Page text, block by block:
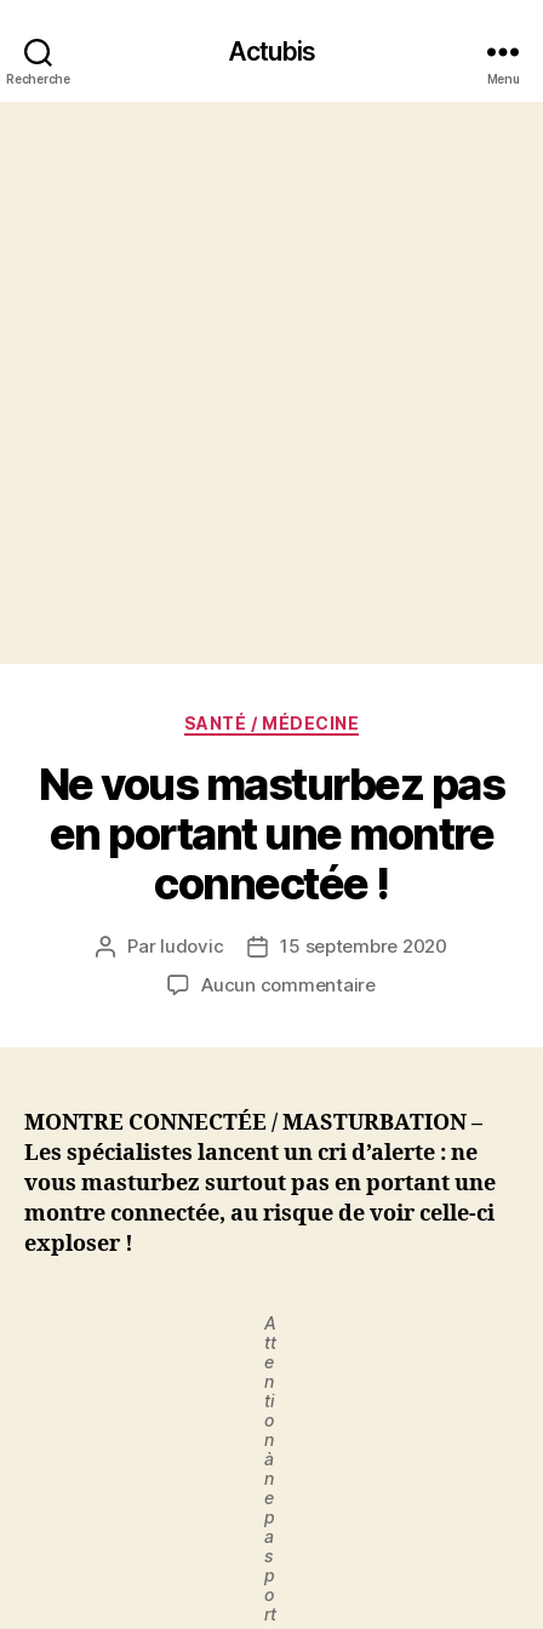
Recherche
Actubis
Menu
Catégories
SANTÉ / MÉDECINE
Ne vous masturbez pas
en portant une montre
connectée !
Auteur
Par ludovic
Date15 septembre 2020
Aucun commentairesur
en
portant
montre
connectée
MONTRE CONNECTÉE / MASTURBATION –
Les spécialistes lancent un cri d’alerte : ne
vous masturbez surtout pas en portant une
montre connectée, au risque de voir celle-ci
exploser !
A
tt
e
n
ti
o
n
à
n
e
p
a
s
p
o
rt